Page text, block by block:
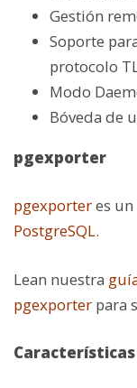
Gestión
Soporte
protocolo
Modo
Bóveda de
pgexporter
pgexporteres
PostgreSQL.
Lean nuestra
pgexporter para
Características